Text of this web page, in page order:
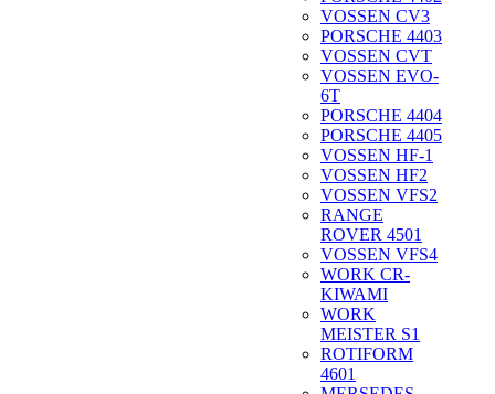
VOSSEN CV3
PORSCHE 4403
VOSSEN CVT
VOSSEN EVO-
6T
PORSCHE 4404
PORSCHE 4405
VOSSEN HF-1
VOSSEN HF2
VOSSEN VFS2
RANGE
ROVER 4501
VOSSEN VFS4
WORK CR-
KIWAMI
WORK
MEISTER S1
ROTIFORM
4601